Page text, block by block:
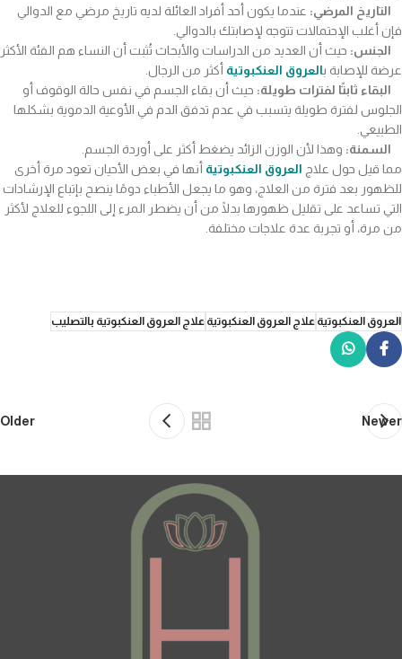
التاريخ المرضي: عندما يكون أحد أفراد العائلة لديه تاريخ مرضي مع الدوالي
فإن أغلب الإحتمالات تتوجه لإصابتك بالدوالي.
الجنس: حيث أن العديد من الدراسات والأبحاث تُثبت أن النساء هم الفئة الأكثر
عرضة للإصابة بالعروق العنكبوتية أكثر من الرجال.
البقاء ثابتًا لفترات طويلة: حيث أن بقاء الجسم في نفس حالة الوقوف أو
الجلوس لفترة طويلة يتسبب في عدم تدفق الدم في الأوعية الدموية بشكلها
الطبيعي.
السمنة: وهذا لأن الوزن الزائد يضغط أكثر على أوردة الجسم.
مما قيل حول علاج العروق العنكبوتية أنها في بعض الأحيان تعود مرة أخرى
للظهور بعد فترة من العلاج، وهو ما يجعل الأطباء دومًا ينصح بإتباع الإرشادات
التي تساعد على تقليل ظهورها بدلًا من أن يضطر المرء إلى اللجوء للعلاج لأكثر
من مرة، أو تجربة عدة علاجات مختلفة.
العروق العنكبوتية علاج العروق العنكبوتية علاج العروق العنكبوتية بالتصليب
Newer
Older